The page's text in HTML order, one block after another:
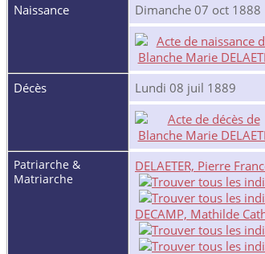
Naissance
Dimanche 07 oct 1888
Décès Lundi 08 juil 1889
Patriarche &
Matriarche
DELAETER, Pierre
DECAMP, Mathilde